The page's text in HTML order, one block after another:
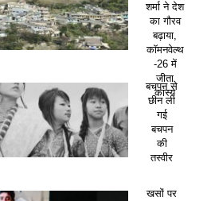
शर्मा ने देश
का गौरव
बढ़ाया,
कॉमनवेल्थ
-26 में
जीता
कांस्य
बचपन से
छीन ली
गई
बचपन
की
तस्वीर
खसों पर